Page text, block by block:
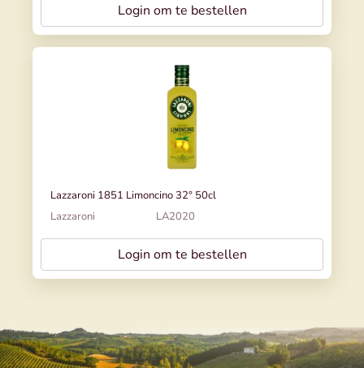
Login om te bestellen
Lazzaroni 1851 Limoncino 32° 50cl
Lazzaroni
LA2020
Login om te bestellen